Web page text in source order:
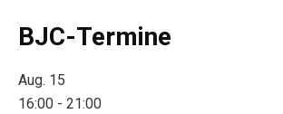
BJC-Termine
Aug. 15
16:00 - 21:00